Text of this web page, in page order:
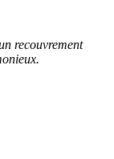
recouvrement